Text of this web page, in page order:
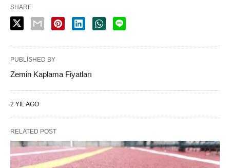
SHARE
PUBLISHED BY
Zemin Kaplama Fiyatları
2 YIL AGO
RELATED POST